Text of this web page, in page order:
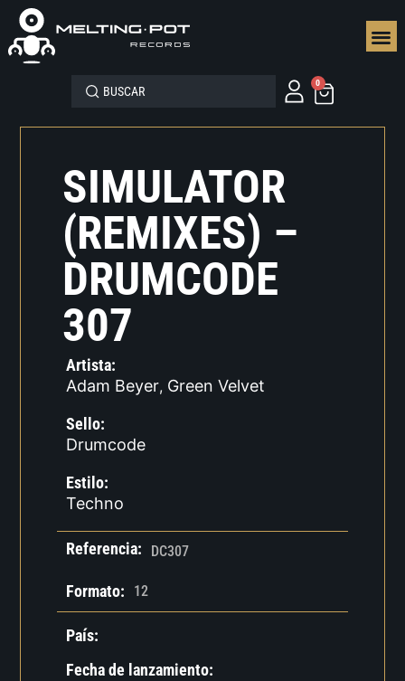
0
SIMULATOR
(REMIXES) –
DRUMCODE
307
Artista:
Adam Beyer, Green Velvet
Sello:
Drumcode
Estilo:
Techno
Referencia: DC307
Formato: 12
País:
Fecha de lanzamiento: